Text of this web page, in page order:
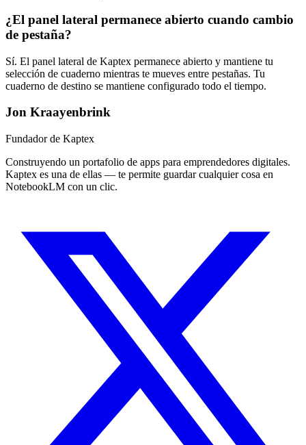
¿El panel lateral permanece abierto cuando cambio
de pestaña?
Sí. El panel lateral de Kaptex permanece abierto y mantiene tu
selección de cuaderno mientras te mueves entre pestañas. Tu
cuaderno de destino se mantiene configurado todo el tiempo.
Jon Kraayenbrink
Fundador de Kaptex
Construyendo un portafolio de apps para emprendedores digitales.
Kaptex es una de ellas — te permite guardar cualquier cosa en
NotebookLM con un clic.